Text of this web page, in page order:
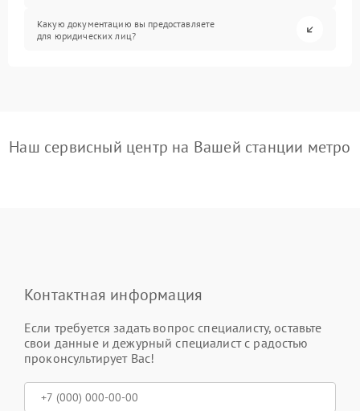
Какую документацию вы предоставляете
для юридических лиц?
Наш сервисный центр на Вашей станции метро
Контактная информация
Если требуется задать вопрос специалисту, оставьте
свои данные и дежурный специалист с радостью
проконсультирует Вас!